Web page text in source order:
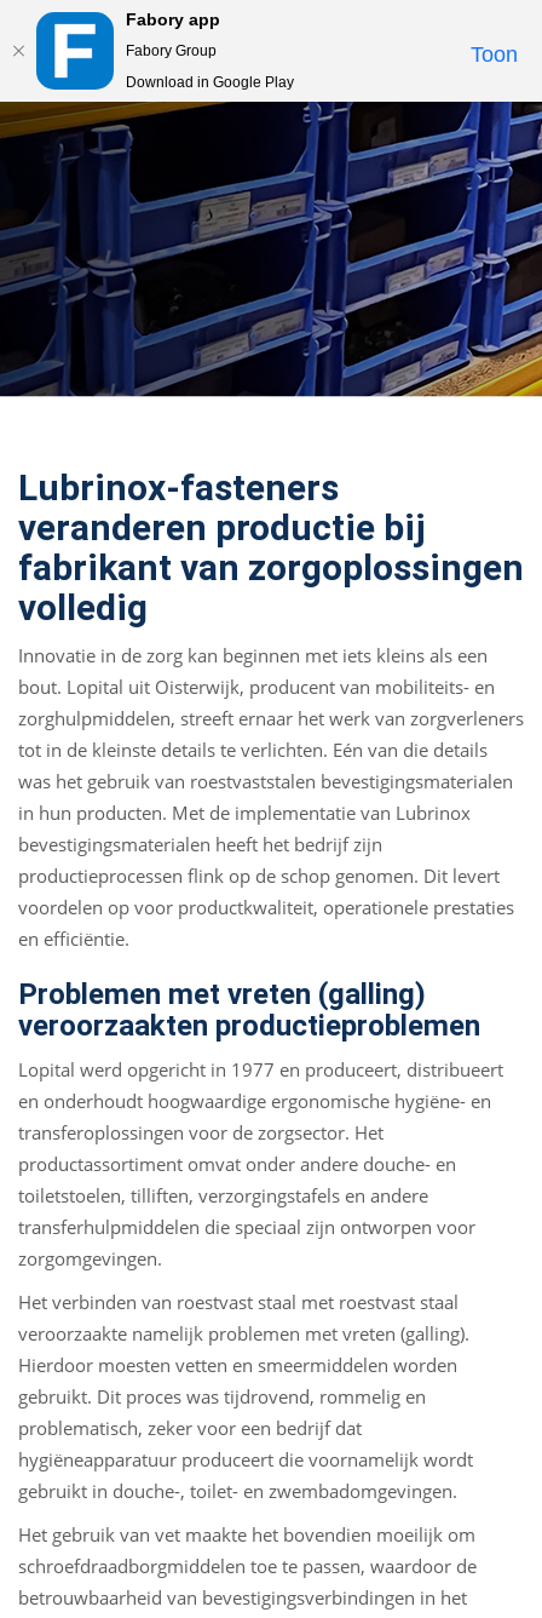
Fabory app
Fabory Group
Download in Google Play
Toon
text.skipToContent
text.skipToNavigation
Lubrinox-fasteners
veranderen productie bij
fabrikant van zorgoplossingen
volledig
Innovatie in de zorg kan beginnen met iets kleins als een
bout. Lopital uit Oisterwijk, producent van mobiliteits- en
zorghulpmiddelen, streeft ernaar het werk van zorgverleners
tot in de kleinste details te verlichten. Eén van die details
was het gebruik van roestvaststalen bevestigingsmaterialen
in hun producten. Met de implementatie van Lubrinox
bevestigingsmaterialen heeft het bedrijf zijn
productieprocessen flink op de schop genomen. Dit levert
voordelen op voor productkwaliteit, operationele prestaties
en efficiëntie.
Problemen met vreten (galling)
veroorzaakten productieproblemen
Lopital werd opgericht in 1977 en produceert, distribueert
en onderhoudt hoogwaardige ergonomische hygiëne- en
transferoplossingen voor de zorgsector. Het
productassortiment omvat onder andere douche- en
toiletstoelen, tilliften, verzorgingstafels en andere
transferhulpmiddelen die speciaal zijn ontworpen voor
zorgomgevingen.
Het verbinden van roestvast staal met roestvast staal
veroorzaakte namelijk problemen met vreten (galling).
Hierdoor moesten vetten en smeermiddelen worden
gebruikt. Dit proces was tijdrovend, rommelig en
problematisch, zeker voor een bedrijf dat
hygiëneapparatuur produceert die voornamelijk wordt
gebruikt in douche-, toilet- en zwembadomgevingen.
Het gebruik van vet maakte het bovendien moeilijk om
schroefdraadborgmiddelen toe te passen, waardoor de
betrouwbaarheid van bevestigingsverbindingen in het